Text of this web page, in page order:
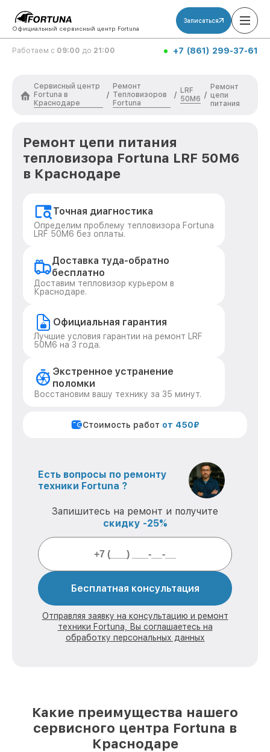
Официальный сервисный центр Fortuna
Записаться
Работаем с 09:00 до 21:00 +7 (861) 299-37-61
Сервисный центр
Fortuna в
Краснодаре
/
Ремонт
Тепловизоров
Fortuna
/
LRF
50M6 /
Ремонт
цепи
питания
Ремонт цепи питания
тепловизора Fortuna LRF 50M6
в Краснодаре
Точная диагностика
Определим проблему тепловизора Fortuna
LRF 50M6 без оплаты.
Доставка туда-обратно
бесплатно
Доставим тепловизор курьером в
Краснодаре.
Официальная гарантия
Лучшие условия гарантии на ремонт LRF
50M6 на 3 года.
Экстренное устранение
поломки
Восстановим вашу технику за 35 минут.
Стоимость работ от 450₽
Есть вопросы по ремонту
техники Fortuna ?
Запишитесь на ремонт и получите
скидку -25%
Бесплатная консультация
Отправляя заявку на консультацию и ремонт
техники Fortuna, Вы соглашаетесь на
обработку персональных данных
Какие преимущества нашего
сервисного центра Fortuna в
Краснодаре